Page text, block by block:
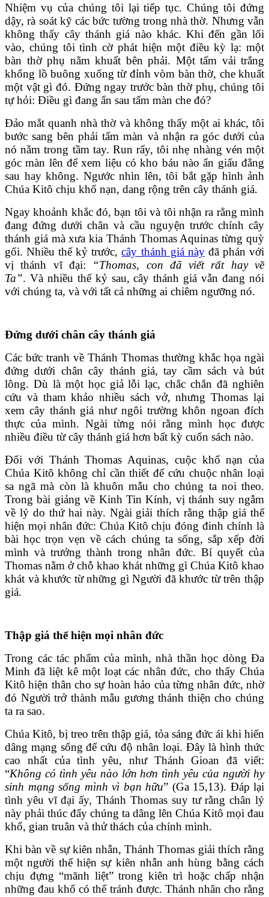
Nhiệm vụ của chúng tôi lại tiếp tục. Chúng tôi đứng
dậy, rà soát kỹ các bức tường trong nhà thờ. Nhưng vẫn
không thấy cây thánh giá nào khác. Khi đến gần lối
vào, chúng tôi tình cờ phát hiện một điều kỳ lạ: một
bàn thờ phụ nằm khuất bên phải. Một tấm vải trắng
khổng lồ buông xuống từ đỉnh vòm bàn thờ, che khuất
một vật gì đó. Đứng ngay trước bàn thờ phụ, chúng tôi
tự hỏi: Điều gì đang ẩn sau tấm màn che đó?
Đảo mắt quanh nhà thờ và không thấy một ai khác, tôi
bước sang bên phải tấm màn và nhận ra góc dưới của
nó nằm trong tầm tay. Run rẩy, tôi nhẹ nhàng vén một
góc màn lên để xem liệu có kho báu nào ẩn giấu đằng
sau hay không. Ngước nhìn lên, tôi bắt gặp hình ảnh
Chúa Kitô chịu khổ nạn, dang rộng trên cây thánh giá.
Ngay khoảnh khắc đó, bạn tôi và tôi nhận ra rằng mình
đang đứng dưới chân và cầu nguyện trước chính cây
thánh giá mà xưa kia Thánh Thomas Aquinas từng quỳ
gối. Nhiều thế kỷ trước,cây thánh giá nàyđã phán với
vị thánh vĩ đại: “Thomas, con đã viết rất hay về
Ta”. Và nhiều thế kỷ sau, cây thánh giá vẫn đang nói
với chúng ta, và với tất cả những ai chiêm ngưỡng nó.
Đứng dưới chân cây thánh giá
Các bức tranh về Thánh Thomas thường khắc họa ngài
đứng dưới chân cây thánh giá, tay cầm sách và bút
lông. Dù là một học giả lỗi lạc, chắc chắn đã nghiên
cứu và tham khảo nhiều sách vở, nhưng Thomas lại
xem cây thánh giá như ngôi trường khôn ngoan đích
thực của mình. Ngài từng nói rằng mình học được
nhiều điều từ cây thánh giá hơn bất kỳ cuốn sách nào.
Đối với Thánh Thomas Aquinas, cuộc khổ nạn của
Chúa Kitô không chỉ cần thiết để cứu chuộc nhân loại
sa ngã mà còn là khuôn mẫu cho chúng ta noi theo.
Trong bài giảng về Kinh Tin Kính, vị thánh suy ngẫm
về lý do thứ hai này. Ngài giải thích rằng thập giá thể
hiện mọi nhân đức: Chúa Kitô chịu đóng đinh chính là
bài học trọn vẹn về cách chúng ta sống, sắp xếp đời
mình và trưởng thành trong nhân đức. Bí quyết của
Thomas nằm ở chỗ khao khát những gì Chúa Kitô khao
khát và khước từ những gì Người đã khước từ trên thập
giá.
Thập giá thể hiện mọi nhân đức
Trong các tác phẩm của mình, nhà thần học dòng Đa
Minh đã liệt kê một loạt các nhân đức, cho thấy Chúa
Kitô hiện thân cho sự hoàn hảo của từng nhân đức, nhờ
đó Người trở thành mẫu gương thánh thiện cho chúng
ta ra sao.
Chúa Kitô, bị treo trên thập giá, tỏa sáng đức ái khi hiến
dâng mạng sống để cứu độ nhân loại. Đây là hình thức
cao nhất của tình yêu, như Thánh Gioan đã viết:
“Không có tình yêu nào lớn hơn tình yêu của người hy
sinh mạng sống mình vì bạn hữu” (Ga 15,13). Đáp lại
tình yêu vĩ đại ấy, Thánh Thomas suy tư rằng chân lý
này phải thúc đẩy chúng ta dâng lên Chúa Kitô mọi đau
khổ, gian truân và thử thách của chính mình.
Khi bàn về sự kiên nhẫn, Thánh Thomas giải thích rằng
một người thể hiện sự kiên nhẫn anh hùng bằng cách
chịu đựng “mãnh liệt” trong kiên trì hoặc chấp nhận
những đau khổ có thể tránh được. Thánh nhân cho rằng